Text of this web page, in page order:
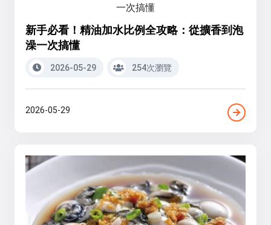
新手必看！精油加水比例全攻略：從擴香到泡
澡一次搞懂
2026-05-29 254次瀏覽
2026-05-29